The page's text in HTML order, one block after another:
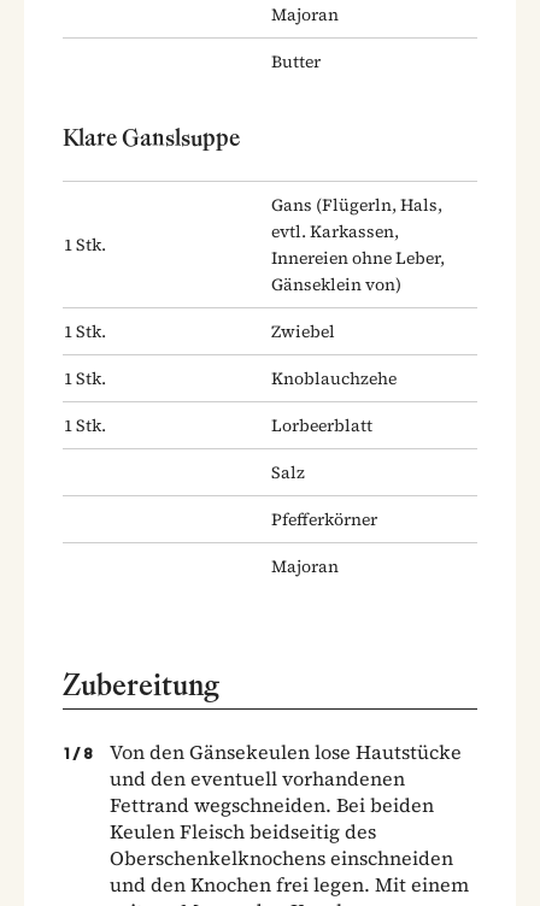
Majoran
Butter
Klare Ganslsuppe
1Stk.
Gans (Flügerln, Hals,
evtl. Karkassen,
Innereien ohne Leber,
Gänseklein von)
1Stk.
Zwiebel
1Stk.
Knoblauchzehe
1Stk.
Lorbeerblatt
Salz
Pfefferkörner
Majoran
Zubereitung
1 / 8
Von den Gänsekeulen lose Hautstücke
und den eventuell vorhandenen
Fettrand wegschneiden. Bei beiden
Keulen Fleisch beidseitig des
Oberschenkelknochens einschneiden
und den Knochen frei legen. Mit einem